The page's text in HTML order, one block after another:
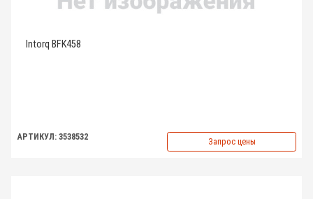
Intorq BFK458
АРТИКУЛ: 3538532 Запрос цены